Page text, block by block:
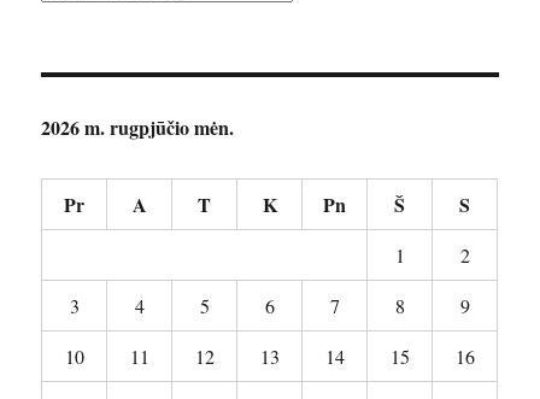
2026 m. rugpjūčio mėn.
Pr A T K Pn Š S
1
2
3
4 5 6 7 8
9
10
11 12 13 14 15
16